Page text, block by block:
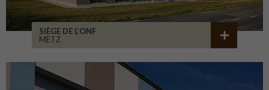
SIÈGE DE L’ONF
METZ